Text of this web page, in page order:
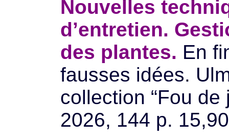
Nouvelles
d’entretien.
des plantes. En
fausses idées.
collection “Fou de
2026, 144 p.